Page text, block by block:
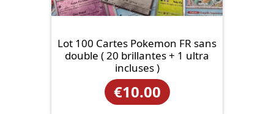
Lot 100 Cartes Pokemon FR sans
double ( 20 brillantes + 1 ultra
incluses )
€10.00